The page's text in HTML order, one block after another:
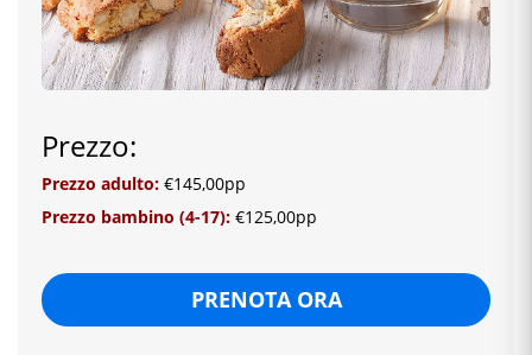
Prezzo:
Prezzo adulto: €145,00pp
Prezzo bambino (4-17): €125,00pp
PRENOTA ORA